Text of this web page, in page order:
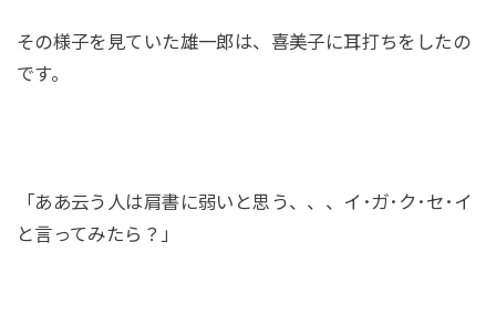
その様子を見ていた雄一郎は、喜美子に耳打ちをしたの
です。
「ああ云う人は肩書に弱いと思う、、、イ･ガ･ク･セ･イ
と言ってみたら？」